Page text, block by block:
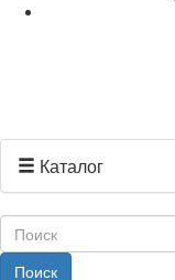
Каталог
Поиск